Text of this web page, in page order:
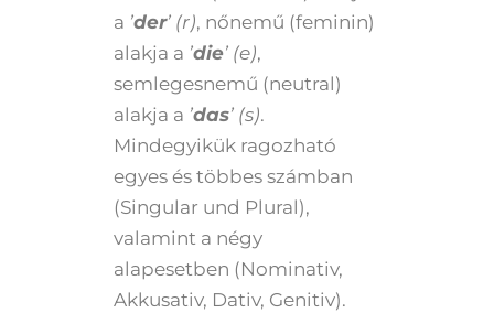
a ’der’ (r), nőnemű (feminin)
alakja a ’die’ (e),
semlegesnemű (neutral)
alakja a ’das’ (s).
Mindegyikük ragozható
egyes és többes számban
(Singular und Plural),
valamint a négy
alapesetben (Nominativ,
Akkusativ, Dativ, Genitiv).